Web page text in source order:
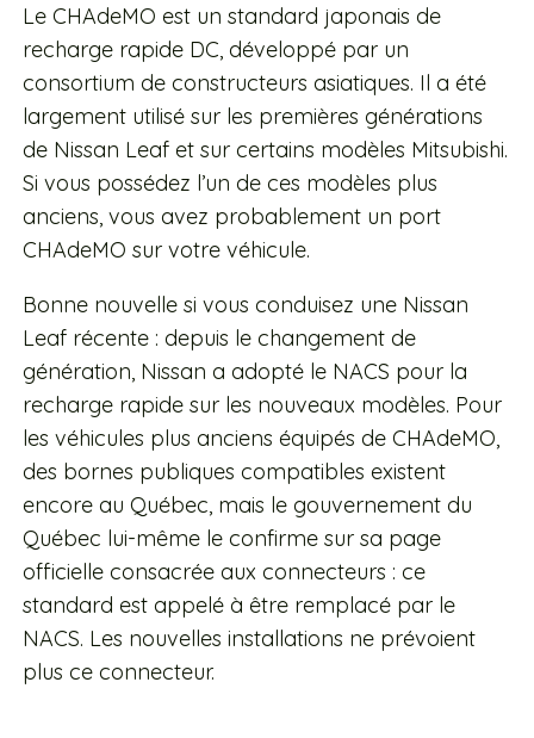
Le CHAdeMO est un standard japonais de
recharge rapide DC, développé par un
consortium de constructeurs asiatiques. Il a été
largement utilisé sur les premières générations
de Nissan Leaf et sur certains modèles Mitsubishi.
Si vous possédez l’un de ces modèles plus
anciens, vous avez probablement un port
CHAdeMO sur votre véhicule.
Bonne nouvelle si vous conduisez une Nissan
Leaf récente : depuis le changement de
génération, Nissan a adopté le NACS pour la
recharge rapide sur les nouveaux modèles. Pour
les véhicules plus anciens équipés de CHAdeMO,
des bornes publiques compatibles existent
encore au Québec, mais le gouvernement du
Québec lui-même le confirme sur sa page
officielle consacrée aux connecteurs : ce
standard est appelé à être remplacé par le
NACS. Les nouvelles installations ne prévoient
plus ce connecteur.